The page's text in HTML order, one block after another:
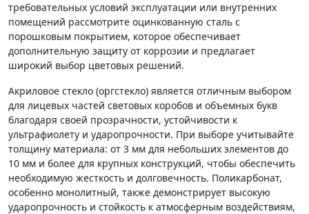
требовательных условий эксплуатации или внутренних
помещений рассмотрите оцинкованную сталь с
порошковым покрытием, которое обеспечивает
дополнительную защиту от коррозии и предлагает
широкий выбор цветовых решений.
Акриловое стекло (оргстекло) является отличным выбором
для лицевых частей световых коробов и объемных букв
благодаря своей прозрачности, устойчивости к
ультрафиолету и ударопрочности. При выборе учитывайте
толщину материала: от 3 мм для небольших элементов до
10 мм и более для крупных конструкций, чтобы обеспечить
необходимую жесткость и долговечность. Поликарбонат,
особенно монолитный, также демонстрирует высокую
ударопрочность и стойкость к атмосферным воздействиям,